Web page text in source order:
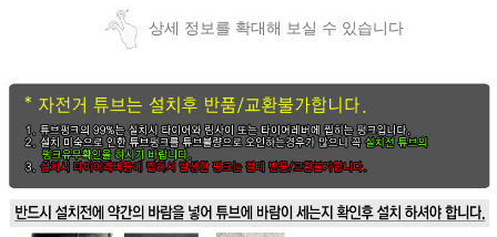
상세 정보를 확대해 보실 수 있습니다